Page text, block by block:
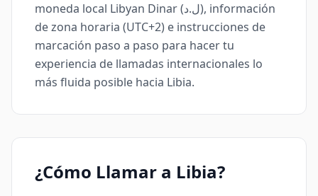
moneda local Libyan Dinar (ل.د), información
de zona horaria (UTC+2) e instrucciones de
marcación paso a paso para hacer tu
experiencia de llamadas internacionales lo
más fluida posible hacia Libia.
¿Cómo Llamar a Libia?